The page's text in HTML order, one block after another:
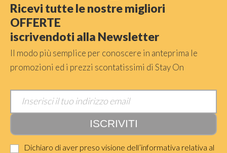
Ricevi tutte le nostre migliori
OFFERTE
iscrivendoti alla Newsletter
Il modo più semplice per conoscere in anteprima le
promozioni ed i prezzi scontatissimi di Stay On
Dichiaro di aver preso visione dell’informativa relativa al